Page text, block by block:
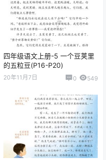
四年级语文上册-5 一个豆荚里
的五粒豆(P16-P20)
20年11月7日 0 549